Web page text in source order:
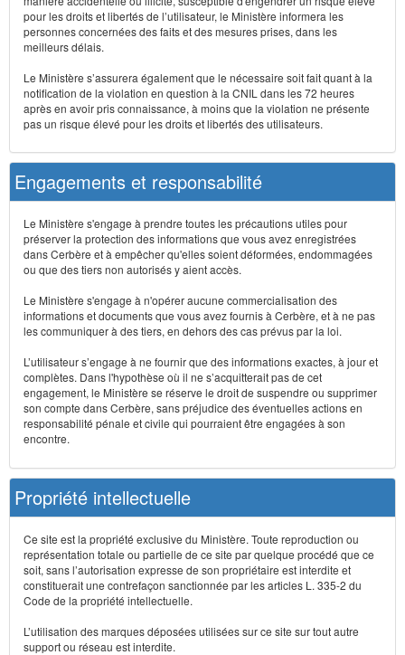
pour les droits et libertés de l’utilisateur, le Ministère informera les
personnes concernées des faits et des mesures prises, dans les
meilleurs délais.
Le Ministère s’assurera également que le nécessaire soit fait quant à la
notification de la violation en question à la CNIL dans les 72 heures
après en avoir pris connaissance, à moins que la violation ne présente
pas un risque élevé pour les droits et libertés des utilisateurs.
Engagements et responsabilité
Le Ministère s'engage à prendre toutes les précautions utiles pour
préserver la protection des informations que vous avez enregistrées
dans Cerbère et à empêcher qu'elles soient déformées, endommagées
ou que des tiers non autorisés y aient accès.
Le Ministère s'engage à n'opérer aucune commercialisation des
informations et documents que vous avez fournis à Cerbère, et à ne pas
les communiquer à des tiers, en dehors des cas prévus par la loi.
L’utilisateur s’engage à ne fournir que des informations exactes, à jour et
complètes. Dans l'hypothèse où il ne s’acquitterait pas de cet
engagement, le Ministère se réserve le droit de suspendre ou supprimer
son compte dans Cerbère, sans préjudice des éventuelles actions en
responsabilité pénale et civile qui pourraient être engagées à son
encontre.
Propriété intellectuelle
Ce site est la propriété exclusive du Ministère. Toute reproduction ou
représentation totale ou partielle de ce site par quelque procédé que ce
soit, sans l’autorisation expresse de son propriétaire est interdite et
constituerait une contrefaçon sanctionnée par les articles L. 335-2 du
Code de la propriété intellectuelle.
L’utilisation des marques déposées utilisées sur ce site sur tout autre
support ou réseau est interdite.